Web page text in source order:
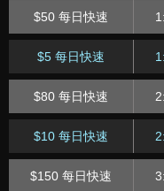
$50 每日超级深筹赛
$5 每日超级深筹赛
$25超深筹快速特别
赛
$2.50迷你超深筹快
速赛
$60 每日急速
$20 每日急速
$5 每日急速
$1 每日急速
$10 每日急速
$50 每日快速
$5 每日快速
$80 每日快速
$10 每日快速
$150 每日快速